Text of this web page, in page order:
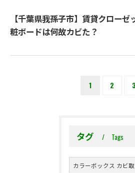
【千葉県我孫子市】賃貸クローゼ
粧ボードは何故カビた？
1 2 3
タグ Tags
カラーボックス カビ取